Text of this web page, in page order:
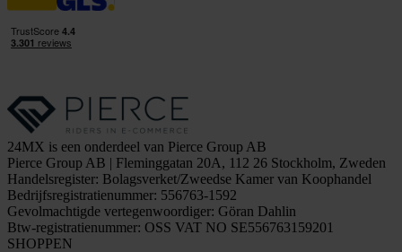
24MX is een onderdeel van Pierce Group AB
Pierce Group AB | Fleminggatan 20A, 112 26 Stockholm, Zweden
Handelsregister: Bolagsverket/Zweedse Kamer van Koophandel
Bedrijfsregistratienummer: 556763-1592
Gevolmachtigde vertegenwoordiger: Göran Dahlin
Btw-registratienummer: OSS VAT NO SE556763159201
SHOPPEN